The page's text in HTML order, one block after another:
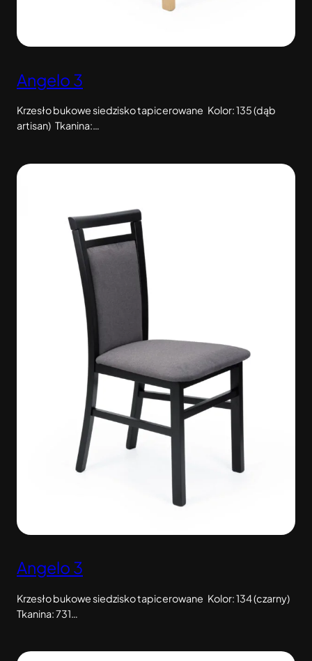
Angelo 3
Krzesło bukowe siedzisko tapicerowane Kolor: 135 (dąb
artisan) Tkanina:…
Angelo 3
Krzesło bukowe siedzisko tapicerowane Kolor: 134 (czarny)
Tkanina: 731…